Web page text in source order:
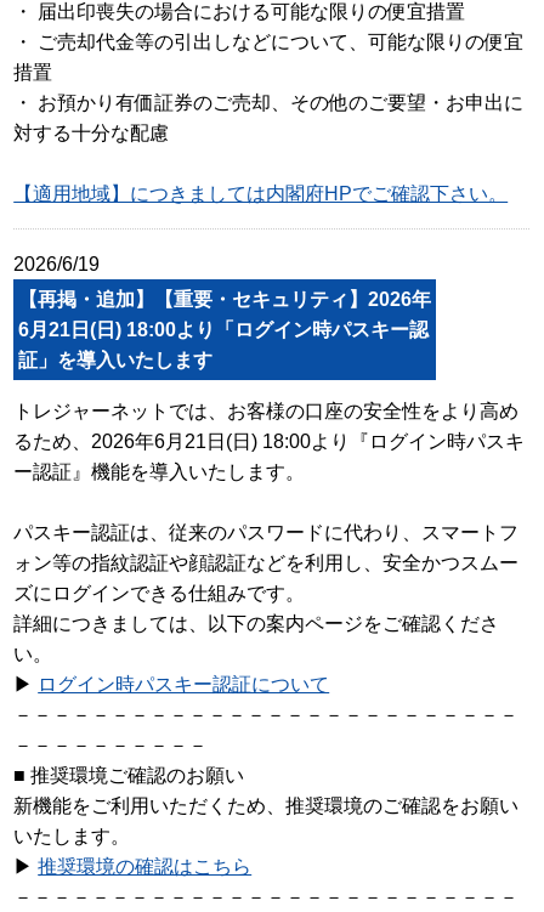
・ 届出印喪失の場合における可能な限りの便宜措置
・ ご売却代金等の引出しなどについて、可能な限りの便宜
措置
・ お預かり有価証券のご売却、その他のご要望・お申出に
対する十分な配慮
【適用地域】につきましては内閣府HPでご確認下さい。
2026/6/19
【再掲・追加】【重要・セキュリティ】2026年
6月21日(日) 18:00より「ログイン時パスキー認
証」を導入いたします
トレジャーネットでは、お客様の口座の安全性をより高め
るため、2026年6月21日(日) 18:00より『ログイン時パスキ
ー認証』機能を導入いたします。
パスキー認証は、従来のパスワードに代わり、スマートフ
ォン等の指紋認証や顔認証などを利用し、安全かつスムー
ズにログインできる仕組みです。
詳細につきましては、以下の案内ページをご確認くださ
い。
▶ ログイン時パスキー認証について
－－－－－－－－－－－－－－－－－－－－－－－－－－
－－－－－－－－－－
■ 推奨環境ご確認のお願い
新機能をご利用いただくため、推奨環境のご確認をお願い
いたします。
▶推奨環境の確認はこちら
－－－－－－－－－－－－－－－－－－－－－－－－－－